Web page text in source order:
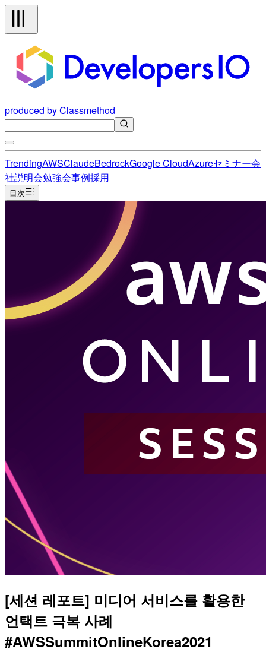
produced by Classmethod
TrendingAWSClaudeBedrockGoogle CloudAzureセミナー会
社説明会勉強会事例採用
目次
[세션 레포트] 미디어 서비스를 활용한
언택트 극복 사례
#AWSSummitOnlineKorea2021